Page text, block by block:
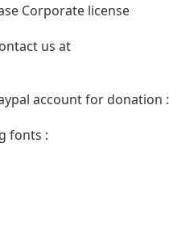
Corporate license
us at
account for donation :
fonts :